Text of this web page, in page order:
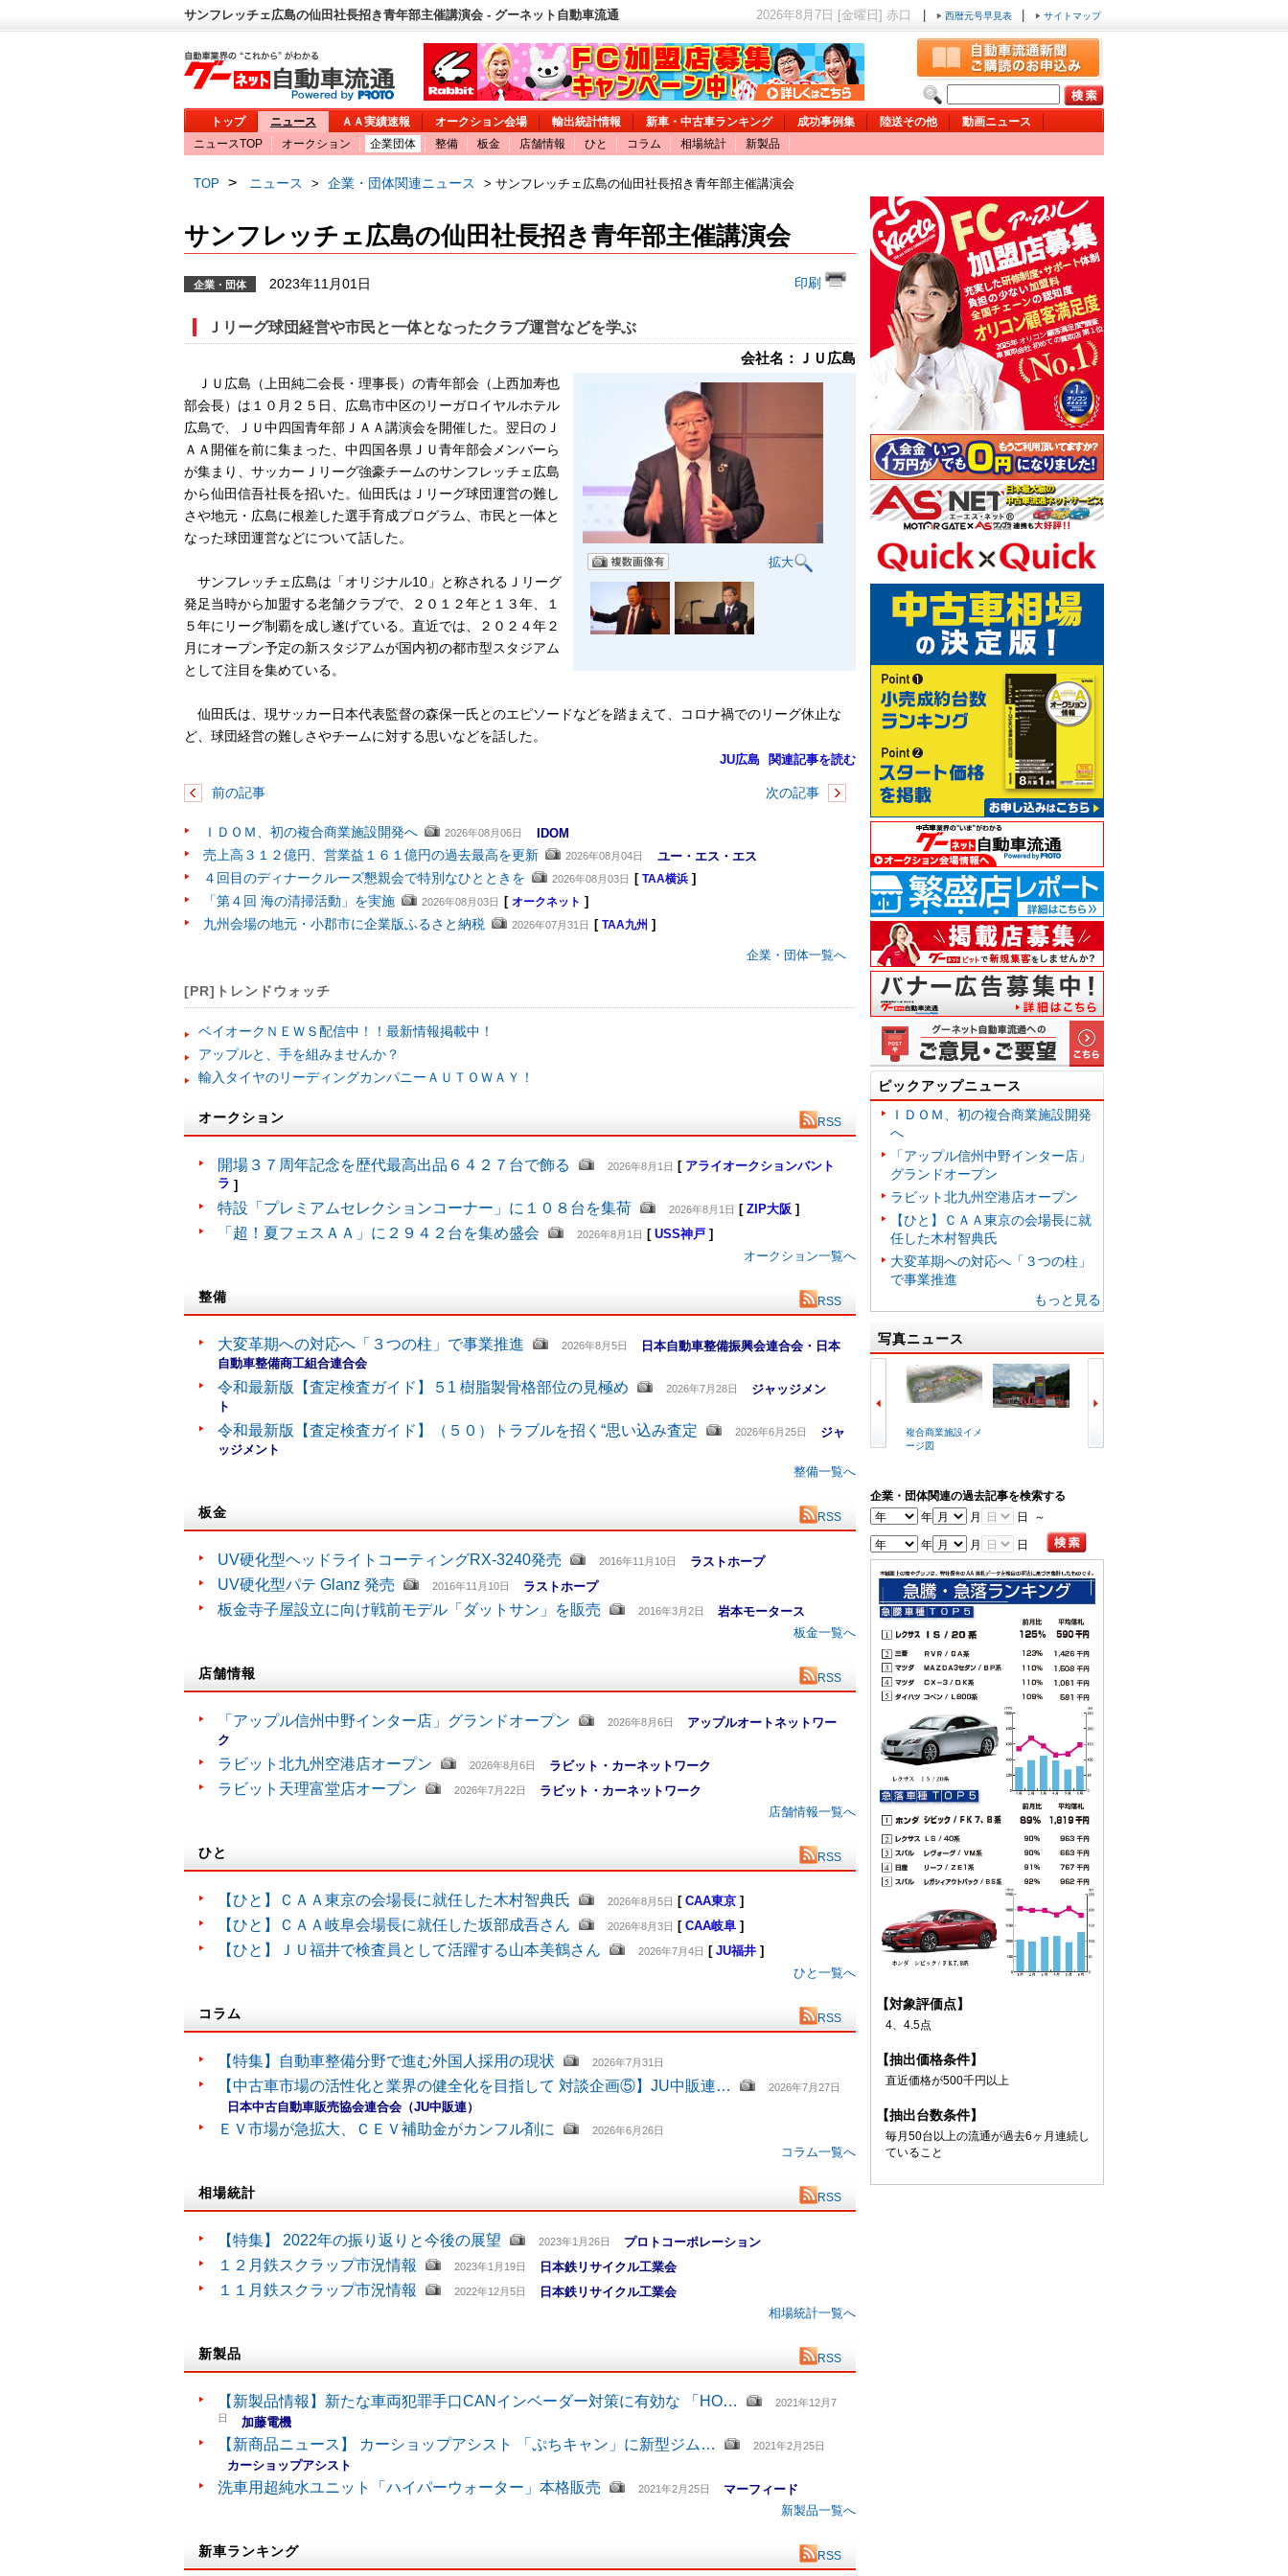
サンフレッチェ広島の仙田社長招き青年部主催講演会 - グーネット自動車流通 2026年8月7日 [金曜日] 赤口 西暦元号早見表 サイトマップ
トップ ニュース ＡＡ実績速報 オークション会場 輸出統計情報 新車・中古車ランキング 成功事例集 陸送その他
動画ニュース
ニュースTOP
オークション 企業団体 整備 板金 店舗情報 ひと コラム 相場統計 新製品
TOP > ニュース > 企業・団体関連ニュース > サンフレッチェ広島の仙田社長招き青年部主催講演会
サンフレッチェ広島の仙田社長招き青年部主催講演会
企業・団体 2023年11月01日 印刷
Ｊリーグ球団経営や市民と一体となったクラブ運営などを学ぶ
会社名：ＪＵ広島
拡大
ＪＵ広島（上田純二会長・理事長）の青年部会（上西加寿也
部会長）は１０月２５日、広島市中区のリーガロイヤルホテル
広島で、ＪＵ中四国青年部ＪＡＡ講演会を開催した。翌日のＪ
ＡＡ開催を前に集まった、中四国各県ＪＵ青年部会メンバーら
が集まり、サッカーＪリーグ強豪チームのサンフレッチェ広島
から仙田信吾社長を招いた。仙田氏はＪリーグ球団運営の難し
さや地元・広島に根差した選手育成プログラム、市民と一体と
なった球団運営などについて話した。
サンフレッチェ広島は「オリジナル10」と称されるＪリーグ
発足当時から加盟する老舗クラブで、２０１２年と１３年、１
５年にリーグ制覇を成し遂げている。直近では、２０２４年２
月にオープン予定の新スタジアムが国内初の都市型スタジアム
として注目を集めている。
仙田氏は、現サッカー日本代表監督の森保一氏とのエピソードなどを踏まえて、コロナ禍でのリーグ休止な
ど、球団経営の難しさやチームに対する思いなどを話した。
JU広島 関連記事を読む
前の記事 次の記事
ＩＤＯＭ、初の複合商業施設開発へ 2026年08月06日 IDOM
売上高３１２億円、営業益１６１億円の過去最高を更新 2026年08月04日 ユー・エス・エス
４回目のディナークルーズ懇親会で特別なひとときを 2026年08月03日 [ TAA横浜 ]
「第４回 海の清掃活動」を実施 2026年08月03日 [ オークネット ]
九州会場の地元・小郡市に企業版ふるさと納税 2026年07月31日 [ TAA九州 ]
企業・団体一覧へ
[PR]トレンドウォッチ
ベイオークＮＥＷＳ配信中！！最新情報掲載中！
アップルと、手を組みませんか？
輸入タイヤのリーディングカンパニーＡＵＴＯＷＡＹ！
オークション RSS
開場３７周年記念を歴代最高出品６４２７台で飾る 2026年8月1日 [ アライオークションバント
ラ ]
特設「プレミアムセレクションコーナー」に１０８台を集荷 2026年8月1日 [ ZIP大阪 ]
「超！夏フェスＡＡ」に２９４２台を集め盛会 2026年8月1日 [ USS神戸 ]
オークション一覧へ
整備 RSS
大変革期への対応へ「３つの柱」で事業推進 2026年8月5日 日本自動車整備振興会連合会・日本
自動車整備商工組合連合会
令和最新版【査定検査ガイド】５1 樹脂製骨格部位の見極め
2026年7月28日 ジャッジメン
ト
令和最新版【査定検査ガイド】（５０）トラブルを招く“思い込み査定
2026年6月25日 ジャ
ッジメント
整備一覧へ
板金 RSS
UV硬化型ヘッドライトコーティングRX-3240発売 2016年11月10日 ラストホープ
UV硬化型パテ Glanz 発売 2016年11月10日 ラストホープ
板金寺子屋設立に向け戦前モデル「ダットサン」を販売 2016年3月2日
岩本モータース
板金一覧へ
店舗情報 RSS
「アップル信州中野インター店」グランドオープン 2026年8月6日 アップルオートネットワー
ク
ラビット北九州空港店オープン
2026年8月6日 ラビット・カーネットワーク
ラビット天理富堂店オープン 2026年7月22日
ラビット・カーネットワーク
店舗情報一覧へ
ひと RSS
【ひと】ＣＡＡ東京の会場長に就任した木村智典氏 2026年8月5日 [ CAA東京 ]
【ひと】ＣＡＡ岐阜会場長に就任した坂部成吾さん 2026年8月3日 [ CAA岐阜 ]
【ひと】ＪＵ福井で検査員として活躍する山本美鶴さん 2026年7月4日 [ JU福井 ]
ひと一覧へ
コラム RSS
【特集】自動車整備分野で進む外国人採用の現状 2026年7月31日
【中古車市場の活性化と業界の健全化を目指して 対談企画⑤】JU中販連… 2026年7月27日
日本中古自動車販売協会連合会（JU中販連）
ＥＶ市場が急拡大、ＣＥＶ補助金がカンフル剤に 2026年6月26日
コラム一覧へ
相場統計 RSS
【特集】 2022年の振り返りと今後の展望 2023年1月26日 プロトコーポレーション
１２月鉄スクラップ市況情報 2023年1月19日 日本鉄リサイクル工業会
１１月鉄スクラップ市況情報 2022年12月5日
日本鉄リサイクル工業会
相場統計一覧へ
新製品 RSS
【新製品情報】新たな車両犯罪手口CANインベーダー対策に有効な 「HO… 2021年12月7
日 加藤電機
【新商品ニュース】 カーショップアシスト 「ぷちキャン」に新型ジム… 2021年2月25日
カーショップアシスト
洗車用超純水ユニット「ハイパーウォーター」本格販売 2021年2月25日
マーフィード
新製品一覧へ
新車ランキング RSS
ピックアップニュース
ＩＤＯＭ、初の複合商業施設開発
へ
「アップル信州中野インター店」
グランドオープン
ラビット北九州空港店オープン
【ひと】ＣＡＡ東京の会場長に就
任した木村智典氏
大変革期への対応へ「３つの柱」
で事業推進
もっと見る
写真ニュース
複合商業施設イメ
ージ図
港店外観
企業・団体関連の過去記事を検索する
年
月 日 ～
年 月 日
【対象評価点】
4、4.5点
【抽出価格条件】
直近価格が500千円以上
【抽出台数条件】
毎月50台以上の流通が過去6ヶ月連続し
ていること